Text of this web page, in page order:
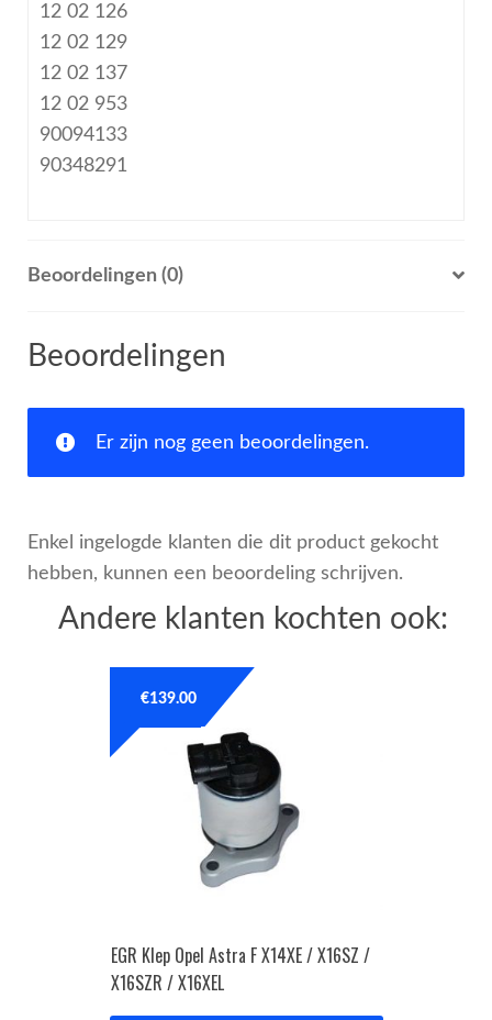
12 02 126
12 02 129
12 02 137
12 02 953
90094133
90348291
Beoordelingen (0)
Beoordelingen
Er zijn nog geen beoordelingen.
Enkel ingelogde klanten die dit product gekocht
hebben, kunnen een beoordeling schrijven.
Andere klanten kochten ook:
EGR Klep Opel Astra F X14XE / X16SZ /
X16SZR / X16XEL
€139.00